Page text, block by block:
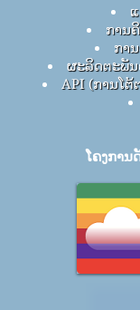
ການ
ກາ
ຜະລິດຕະພັ
API (ການໂ
ໂຄງການ